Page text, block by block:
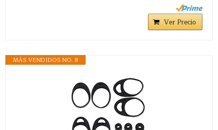
Ver Precio
MÁS VENDIDOS NO. 8